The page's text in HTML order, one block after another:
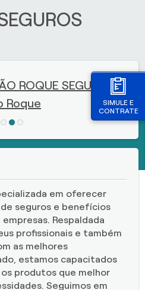
SIMULE E
CONTRATE
em oferecer
seguros e benefícios
Respaldada
profissionais e também
as melhores
estamos capacitados
produtos que melhor
Seguimos em